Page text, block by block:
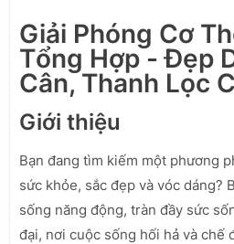
Giải Phóng Cơ
Tổng Hợp - Đẹp
Cân, Thanh Lọc
Giới thiệu
Bạn đang tìm kiếm một phương
sức khỏe, sắc đẹp và vóc dáng?
sống năng động, tràn đầy sức
đại, nơi cuộc sống hối hả và chế